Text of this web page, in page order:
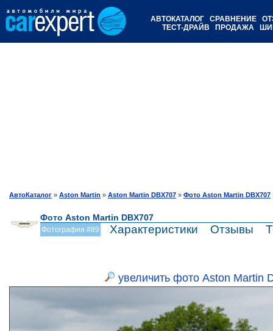
АВТОКАТАЛОГ СРАВНЕНИЕ
ТЕСТ-ДРАЙВ
ПРОДАЖА
АвтоКаталог » Aston Martin » Aston Martin DBX707 » Фото Aston Martin DBX707
Фото Aston Martin DBX707
Фотография #89 Характеристики Отзывы
увеличить фото Aston Martin